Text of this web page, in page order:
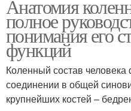
Анатомия
полное
понимания его
функций
Коленный состав
соединении в общей
крупнейших костей –